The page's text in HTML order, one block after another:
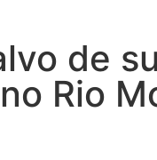
de
Rio